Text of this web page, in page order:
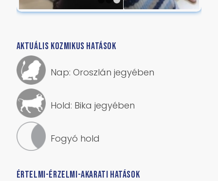
1 2 3
AKTUÁLIS KOZMIKUS HATÁSOK
Nap: Oroszlán jegyében
Hold: Bika jegyében
Fogyó hold
ÉRTELMI-ÉRZELMI-AKARATI HATÁSOK